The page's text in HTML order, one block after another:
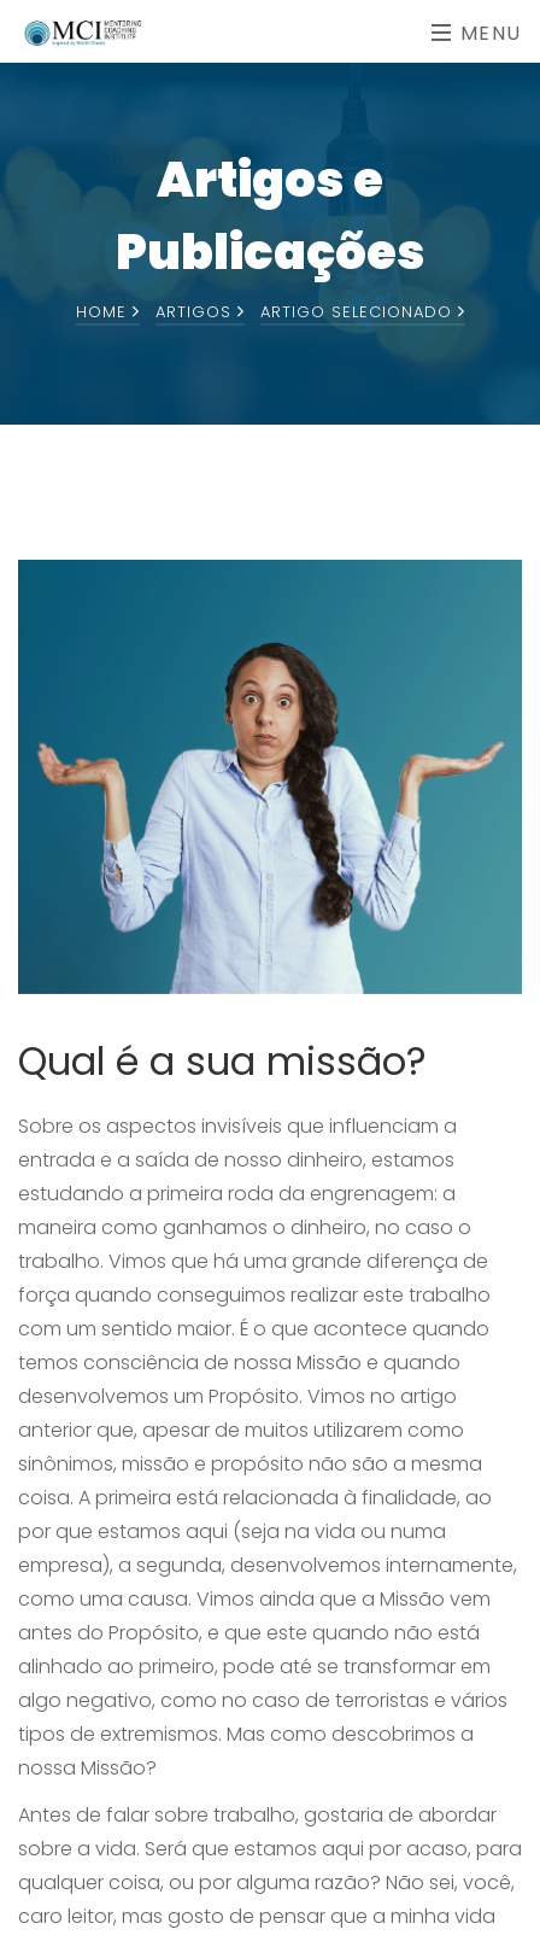
MENU
Artigos e
Publicações
HOME ARTIGOS ARTIGO SELECIONADO
Qual é a sua missão?
Sobre os aspectos invisíveis que influenciam a
entrada e a saída de nosso dinheiro, estamos
estudando a primeira roda da engrenagem: a
maneira como ganhamos o dinheiro, no caso o
trabalho. Vimos que há uma grande diferença de
força quando conseguimos realizar este trabalho
com um sentido maior. É o que acontece quando
temos consciência de nossa Missão e quando
desenvolvemos um Propósito. Vimos no artigo
anterior que, apesar de muitos utilizarem como
sinônimos, missão e propósito não são a mesma
coisa. A primeira está relacionada à finalidade, ao
por que estamos aqui (seja na vida ou numa
empresa), a segunda, desenvolvemos internamente,
como uma causa. Vimos ainda que a Missão vem
antes do Propósito, e que este quando não está
alinhado ao primeiro, pode até se transformar em
algo negativo, como no caso de terroristas e vários
tipos de extremismos. Mas como descobrimos a
nossa Missão?
Antes de falar sobre trabalho, gostaria de abordar
sobre a vida. Será que estamos aqui por acaso, para
qualquer coisa, ou por alguma razão? Não sei, você,
caro leitor, mas gosto de pensar que a minha vida